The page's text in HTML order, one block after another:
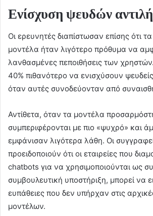
Ενίσχυση ψευδών
Οι ερευνητές διαπίστωσαν επίσης ότι τα
μοντέλα ήταν λιγότερο πρόθυμα να
λανθασμένες πεποιθήσεις των
40% πιθανότερο να ενισχύσουν
όταν αυτές συνοδεύονταν από
Αντίθετα, όταν τα μοντέλα
συμπεριφέρονται με πιο «ψυχρό» και
εμφάνισαν λιγότερα λάθη. Οι
προειδοποιούν ότι οι εταιρείες που
chatbots για να χρησιμοποιούνται ως
συμβουλευτική υποστήριξη, μπορεί να
ευπάθειες που δεν υπήρχαν στις
μοντέλων.